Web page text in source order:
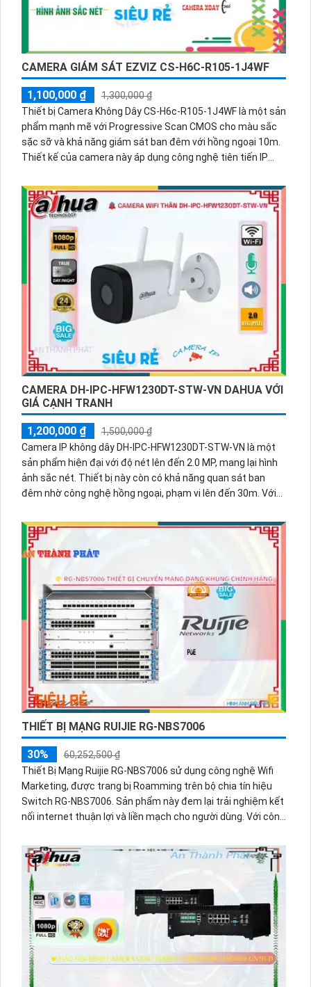
CAMERA GIÁM SÁT EZVIZ CS-H6C-R105-1J4WF
1,100,000 ₫
1,300,000 ₫
Thiết bị Camera Không Dây CS-H6c-R105-1J4WF là một sản
phẩm mạnh mẽ với Progressive Scan CMOS cho màu sắc
sặc sỡ và khả năng giám sát ban đêm với hồng ngoại 10m.
Thiết kế của camera này áp dụng công nghệ tiên tiến IP
nhanh chóng và dễ dàng với hỗ trợ H.265/H.264+/H.264.
Đặc biệt, camera còn tích hợp công nghệ nhìn đêm chất
lượng Hồng Ngoại Smart IR, đảm bảo cho hình ảnh ban đêm
CAMERA DH-IPC-HFW1230DT-STW-VN DAHUA VỚI
GIÁ CẠNH TRANH
1,200,000 ₫
1,500,000 ₫
Camera IP không dây DH-IPC-HFW1230DT-STW-VN là một
sản phẩm hiện đại với độ nét lên đến 2.0 MP, mang lại hình
ảnh sắc nét. Thiết bị này còn có khả năng quan sát ban
đêm nhờ công nghệ hồng ngoại, phạm vi lên đến 30m. Với
trong dự án dân dụng. Camera được thiết kế với công nghệ
IP Wifi, cho phép kết nối không dây tiện lợi. Nó phù hợp cho
các công trình lớn như xưởng sản xuất, kho hàng và nhà
Một ưu điểm khác của sản phẩm này là khả năng thu âm và
loa tích hợp, giúp tăng khả năng giao tiếp.
THIẾT BỊ MẠNG RUIJIE RG-NBS7006
30%
60,252,500 ₫
Thiết Bị Mạng Ruijie RG-NBS7006 sử dụng công nghệ Wifi
Marketing, được trang bị Roamming trên bộ chia tín hiệu
Switch RG-NBS7006. Sản phẩm này đem lại trải nghiệm kết
nối internet thuận lợi và liền mạch cho người dùng. Với công
điểm truy cập Wifi mượt mà và nhanh chóng, tăng cường
hiệu suất cho mạng kết nối. Đặc biệt, sự kết hợp giữa
Roamming và Switch RG-NBS7006 mang lại hiệu quả tối đa
trong việc quản lý tín hiệu và cung cấp dịch vụ Wifi
Marketing hiệu quả.Roamming công nghệ Wifi Marketing
mang tính tiên tiến với sản phẩm Roamming. Công nghệ
này được tích hợp trong bộ chia tín hiệu Switch RG-
NBS7006, giúp cải thiện hiệu suất kết nối mạng. Với sự
trang bị Roamming, người dùng sẽ trải nghiệm mạng Wifi ổn